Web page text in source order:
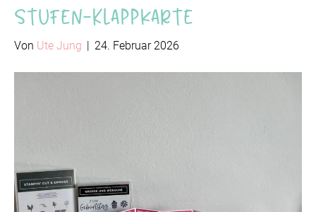
Stufen-Klappkarte
Von Ute Jung | 24. Februar 2026